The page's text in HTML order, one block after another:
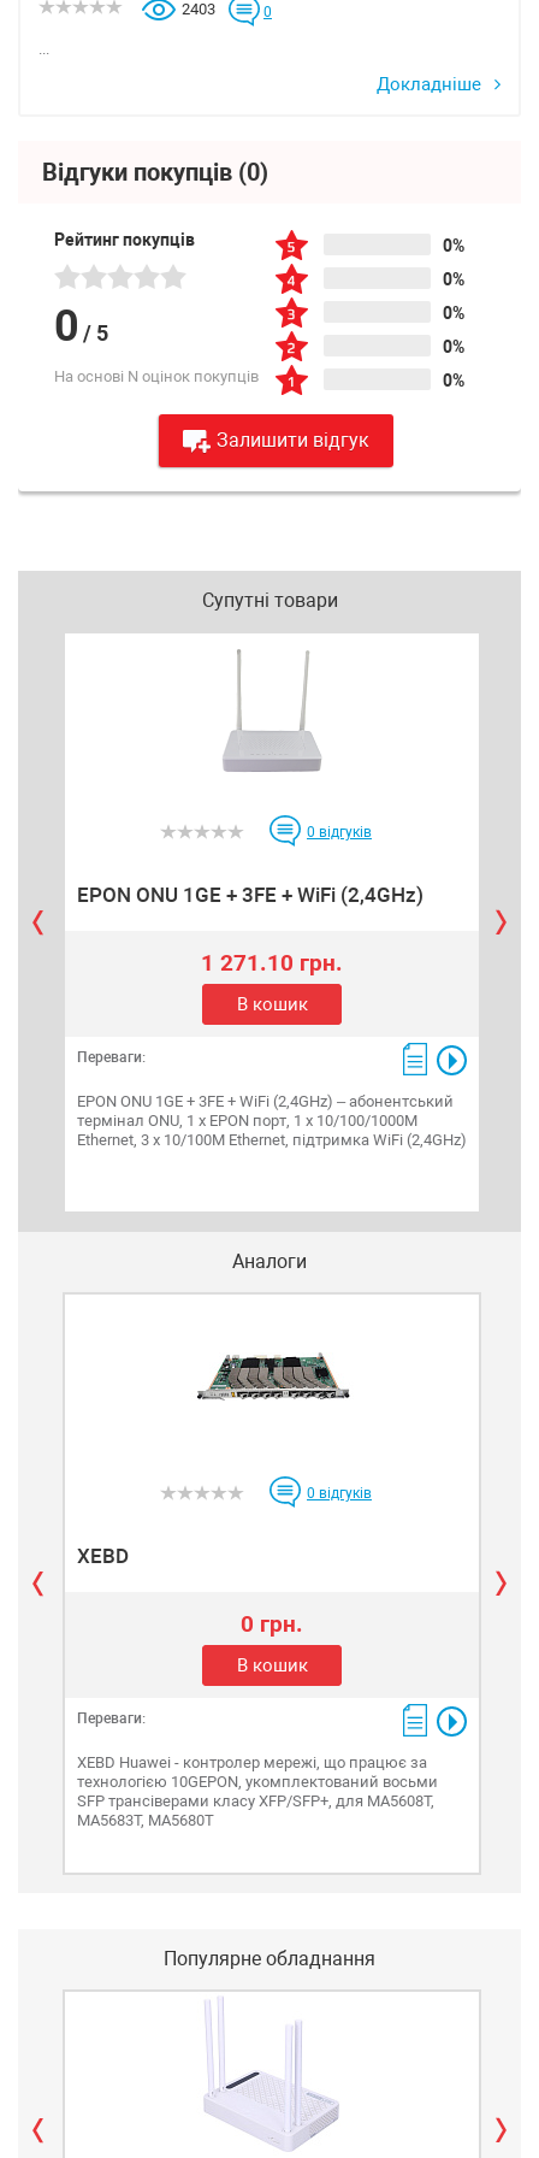
2403 0
...
Докладніше
Відгуки покупців (0)
Рейтинг покупців
0 / 5
На основі N оцінок покупців
0%
0%
0%
0%
0%
Залишити відгук
Супутні товари
0 відгуків
EPON ONU 1GE + 3FE + WiFi (2,4GHz)
1 271.10 грн.
В кошик
Переваги:
EPON ONU 1GE + 3FE + WiFi (2,4GHz) – абонентський
термінал ONU, 1 х EPON порт, 1 х 10/100/1000M
Ethernet, 3 х 10/100M Ethernet, підтримка WiFi (2,4GHz)
Аналоги
0 відгуків
XEBD
0 грн.
В кошик
Переваги:
XEBD Huawei - контролер мережі, що працює за
технологією 10GEPON, укомплектований восьми
SFP трансіверами класу XFP/SFP+, для MA5608T,
MA5683T, MA5680T
Популярне обладнання